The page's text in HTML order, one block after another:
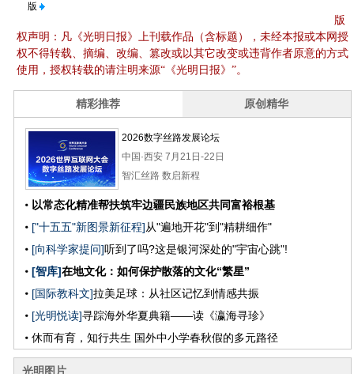
版
版
权声明：凡《光明日报》上刊载作品（含标题），未经本报或本网授
权不得转载、摘编、改编、篡改或以其它改变或违背作者原意的方式
使用，授权转载的请注明来源“《光明日报》”。